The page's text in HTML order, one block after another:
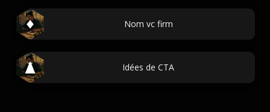
Nom vc firm
Idées de CTA